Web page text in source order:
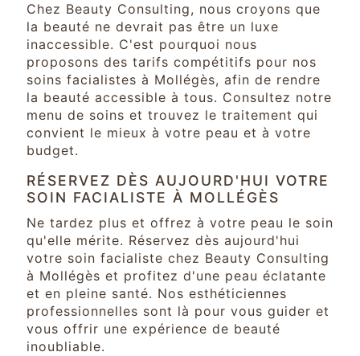
Chez Beauty Consulting, nous croyons que
la beauté ne devrait pas être un luxe
inaccessible. C'est pourquoi nous
proposons des tarifs compétitifs pour nos
soins facialistes à Mollégès, afin de rendre
la beauté accessible à tous. Consultez notre
menu de soins et trouvez le traitement qui
convient le mieux à votre peau et à votre
budget.
RÉSERVEZ DÈS AUJOURD'HUI VOTRE
SOIN FACIALISTE À MOLLÉGÈS
Ne tardez plus et offrez à votre peau le soin
qu'elle mérite. Réservez dès aujourd'hui
votre soin facialiste chez Beauty Consulting
à Mollégès et profitez d'une peau éclatante
et en pleine santé. Nos esthéticiennes
professionnelles sont là pour vous guider et
vous offrir une expérience de beauté
inoubliable.